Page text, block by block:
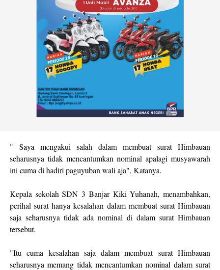
" Saya mengakui salah dalam membuat surat Himbauan
seharusnya tidak mencantumkan nominal apalagi musyawarah
ini cuma di hadiri paguyuban wali aja", Katanya.
Kepala sekolah SDN 3 Banjar Kiki Yuhanah, menambahkan,
perihal surat hanya kesalahan dalam membuat surat Himbauan
saja seharusnya tidak ada nominal di dalam surat Himbauan
tersebut.
"Itu cuma kesalahan saja dalam membuat surat Himbauan
seharusnya memang tidak mencantumkan nominal dalam surat